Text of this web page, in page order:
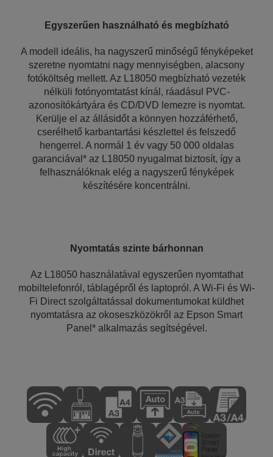
Egyszerűen használható és megbízható
A modell ideális, ha nagyszerű minőségű fényképeket
szeretne nyomtatni nagy mennyiségben, alacsony
fotóköltség mellett. Az L18050 megbízható vezeték
nélküli fotónyomtatást kínál, ráadásul PVC-
azonosítókártyára és CD/DVD lemezre is nyomtat.
Kerülje el az állásidőt a könnyen hozzáférhető,
cserélhető karbantartási készlettel és felszedő
hengerrel. A normál 1 év vagy 50 000 oldalas
garanciával* az L18050 nyugalmat biztosít, így a
felhasználóknak elég a nagyszerű fényképek
készítésére koncentrálni.
Nyomtatás szinte bárhonnan
Az L18050 használatával egyszerűen nyomtathat
mobiltelefonról, táblagépről és laptopról. A Wi-Fi és Wi-
Fi Direct szolgáltatással dokumentumokat küldhet
nyomtatásra az okoseszközökről az Epson Smart
Panel* alkalmazás segítségével.